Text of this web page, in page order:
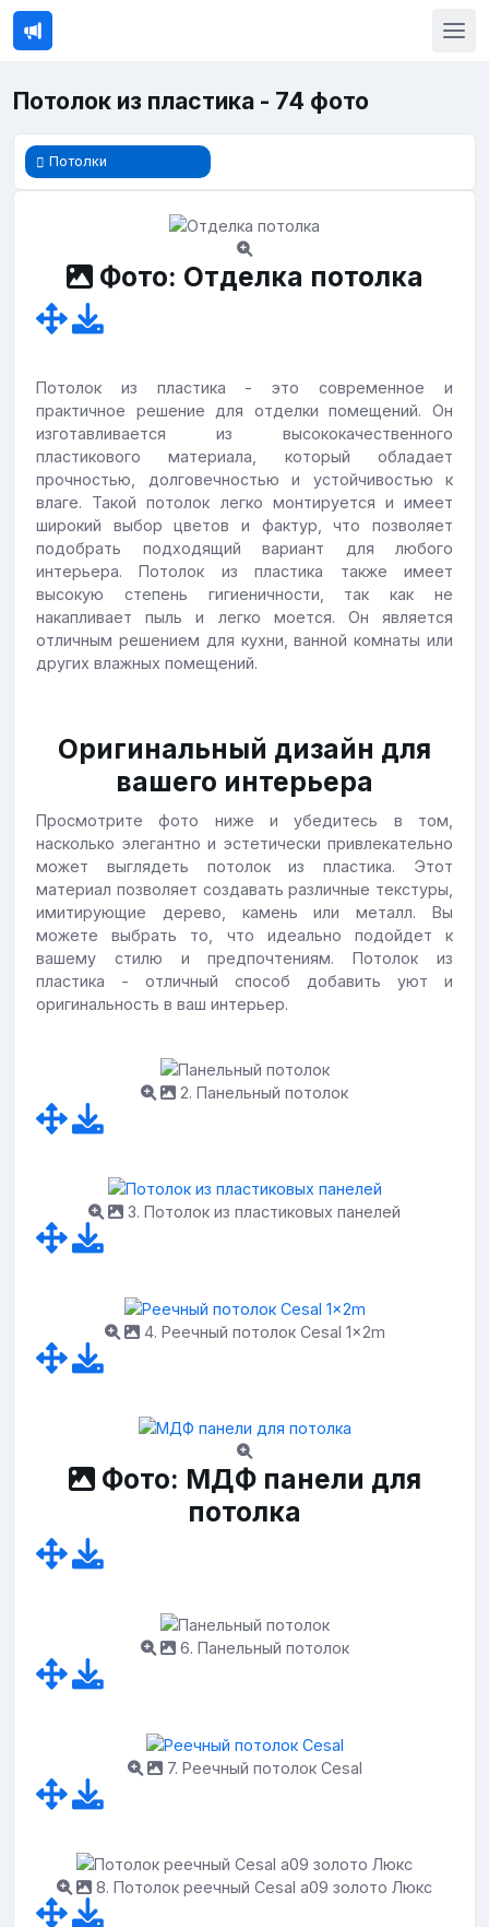
Потолок из пластика - 74 фото
Потолки
Фото: Отделка потолка
Потолок из пластика - это современное и
практичное решение для отделки помещений. Он
изготавливается из высококачественного
пластикового материала, который обладает
прочностью, долговечностью и устойчивостью к
влаге. Такой потолок легко монтируется и имеет
широкий выбор цветов и фактур, что позволяет
подобрать подходящий вариант для любого
интерьера. Потолок из пластика также имеет
высокую степень гигиеничности, так как не
накапливает пыль и легко моется. Он является
отличным решением для кухни, ванной комнаты или
других влажных помещений.
Оригинальный дизайн для
вашего интерьера
Просмотрите фото ниже и убедитесь в том,
насколько элегантно и эстетически привлекательно
может выглядеть потолок из пластика. Этот
материал позволяет создавать различные текстуры,
имитирующие дерево, камень или металл. Вы
можете выбрать то, что идеально подойдет к
вашему стилю и предпочтениям. Потолок из
пластика - отличный способ добавить уют и
оригинальность в ваш интерьер.
2. Панельный потолок
3. Потолок из пластиковых панелей
4. Реечный потолок Cesal 1x2m
Фото: МДФ панели для
потолка
6. Панельный потолок
7. Реечный потолок Cesal
8. Потолок реечный Cesal a09 золото Люкс